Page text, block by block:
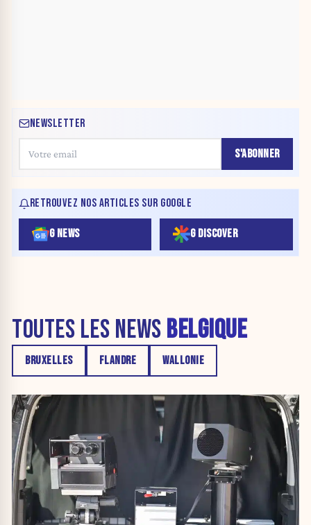
NEWSLETTER
S'ABONNER
RETROUVEZ NOS ARTICLES SUR GOOGLE
G NEWS G DISCOVER
TOUTES LES NEWS BELGIQUE
BRUXELLES FLANDRE WALLONIE